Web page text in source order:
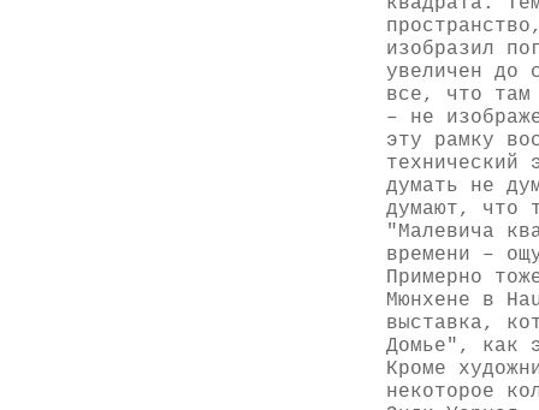
изобразил
увеличен до
все, что
– не
эту рамку
думать не
думают, что
"Малевича
времени –
Примерно
Мюнхене в
выставка,
Домье", как
Кроме
некоторое